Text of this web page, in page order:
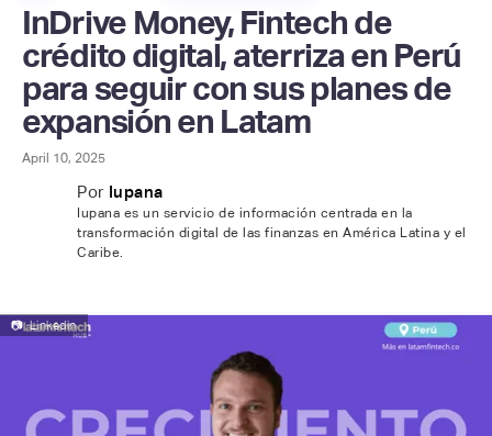
InDrive Money, Fintech de
crédito digital, aterriza en Perú
para seguir con sus planes de
expansión en Latam
April 10, 2025
Por Iupana
Iupana es un servicio de información centrada en la
transformación digital de las finanzas en América Latina y el
Caribe.
📷 Linkedin